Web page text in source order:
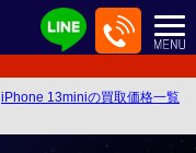
iPhone 13miniの買取価格一覧